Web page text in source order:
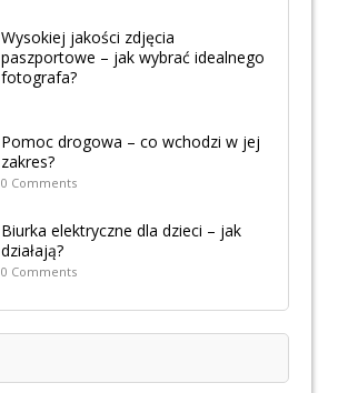
Wysokiej jakości zdjęcia
paszportowe – jak wybrać idealnego
fotografa?
Pomoc drogowa – co wchodzi w jej
zakres?
0 Comments
Biurka elektryczne dla dzieci – jak
działają?
0 Comments